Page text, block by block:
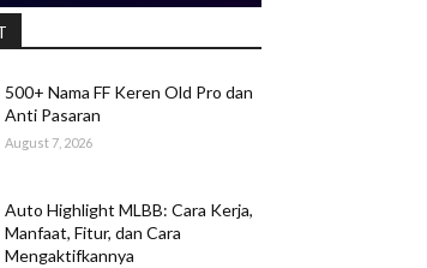
500+ Nama FF Keren Old Pro dan
Anti Pasaran
August 7, 2026
Auto Highlight MLBB: Cara Kerja,
Manfaat, Fitur, dan Cara
Mengaktifkannya